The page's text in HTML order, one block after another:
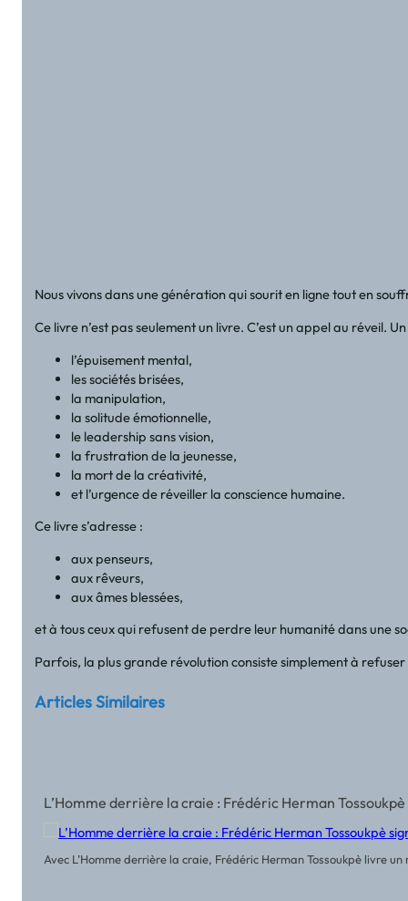
Nous vivons dans une génération qui sourit en ligne tout en
Ce livre n’est pas seulement un livre. C’est un appel au
l’épuisement mental,
les sociétés brisées,
la manipulation,
la solitude émotionnelle,
le leadership sans vision,
la frustration de la jeunesse,
la mort de la créativité,
et l’urgence de réveiller la conscience humaine.
Ce livre s’adresse :
aux penseurs,
aux rêveurs,
aux âmes blessées,
et à tous ceux qui refusent de perdre leur humanité dans une
Parfois, la plus grande révolution consiste simplement à
Articles Similaires
L’Homme derrière la craie : Frédéric Herman
Avec L’Homme derrière la craie, Frédéric Herman Tossoukpè livre